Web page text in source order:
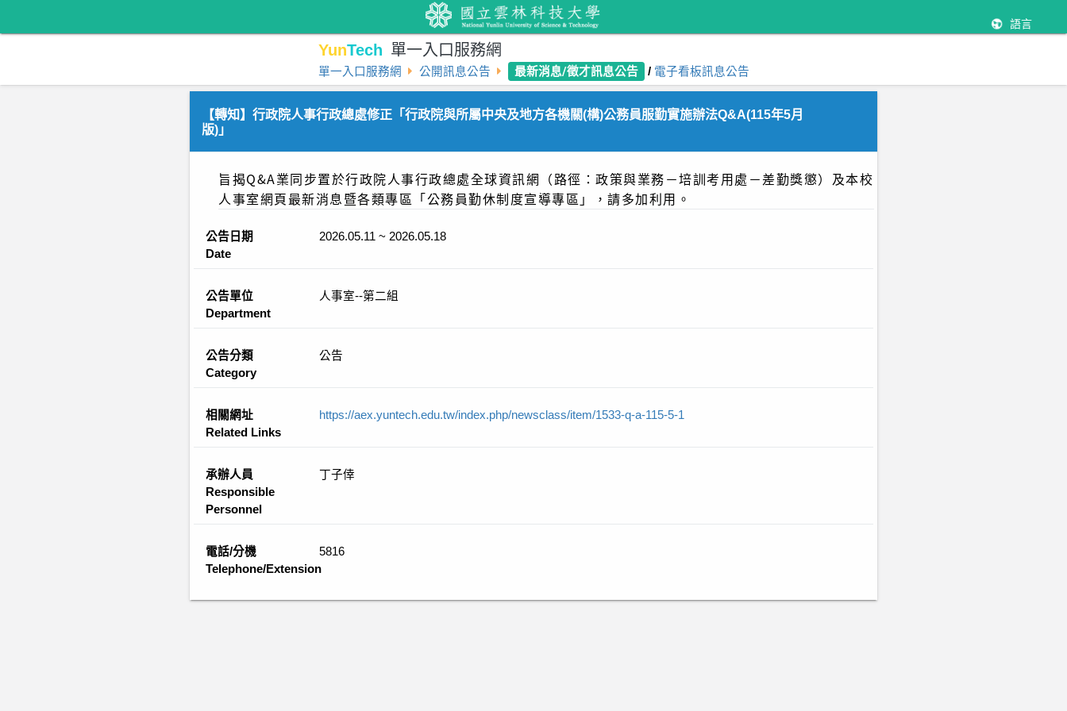
語言
YunTech 單一入口服務網
單一入口服務網 公開訊息公告 最新消息/徵才訊息公告 / 電子看板訊息公告
【轉知】行政院人事行政總處修正「行政院與所屬中央及地方各機關(構)公務員服勤實施辦法Q&A(115年5月
版)」
旨揭Q&A業同步置於行政院人事行政總處全球資訊網（路徑：政策與業務－培訓考用處－差勤獎懲）及本校
人事室網頁最新消息暨各類專區「公務員勤休制度宣導專區」，請多加利用。
公告日期
Date
2026.05.11 ~ 2026.05.18
公告單位
Department
人事室--第二組
公告分類
Category
公告
相關網址
Related Links
https://aex.yuntech.edu.tw/index.php/newsclass/item/1533-q-a-115-5-1
承辦人員
Responsible
Personnel
丁子倖
電話/分機
Telephone/Extension
5816